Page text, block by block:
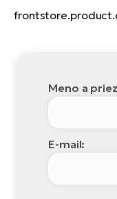
Meno a
E-mail: